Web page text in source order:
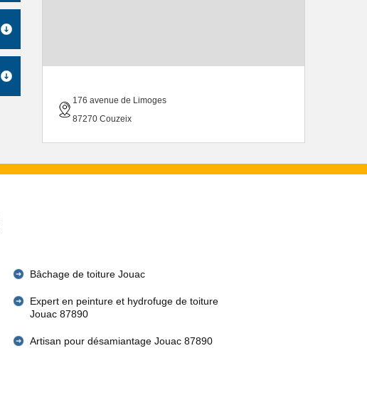
176 avenue de Limoges
87270 Couzeix
Bâchage de toiture Jouac
Expert en peinture et hydrofuge de toiture
Jouac 87890
Artisan pour désamiantage Jouac 87890